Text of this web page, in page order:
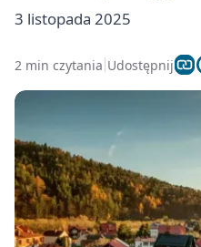
3 listopada 2025
2 min czytania Udostępnij